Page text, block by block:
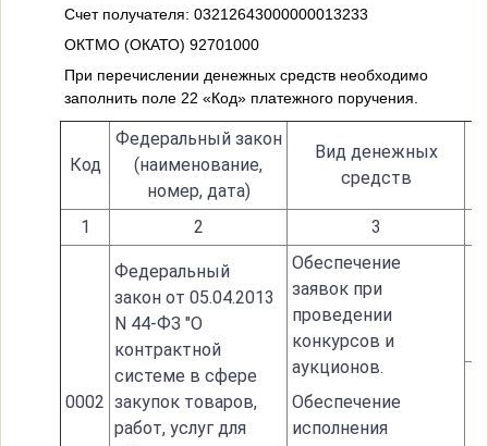
Счет получателя: 03212643000000013233
ОКТМО (ОКАТО) 92701000
При перечислении денежных средств необходимо
заполнить поле 22 «Код» платежного поручения.
Код
Федеральный закон
(наименование,
номер, дата)
Вид денежных
средств
1 2 3
0002
Федеральный
закон от 05.04.2013
N 44-ФЗ "О
контрактной
системе в сфере
закупок товаров,
работ, услуг для
Обеспечение
заявок при
проведении
конкурсов и
аукционов.
Обеспечение
исполнения